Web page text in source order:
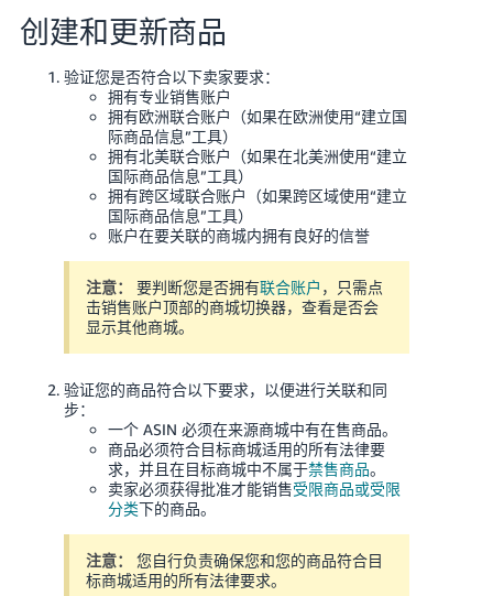
创建和更新商品
验证您是否符合以下卖家要求：
拥有专业销售账户
拥有欧洲联合账户（如果在欧洲使用“建立国
际商品信息”工具）
拥有北美联合账户（如果在北美洲使用“建立
国际商品信息”工具）
拥有跨区域联合账户（如果跨区域使用“建立
国际商品信息”工具）
账户在要关联的商城内拥有良好的信誉
注意： 要判断您是否拥有联合账户 ，只需点
击销售账户顶部的商城切换器，查看是否会
显示其他商城。
验证您的商品符合以下要求，以便进行关联和同
步：
一个 ASIN 必须在来源商城中有在售商品。
商品必须符合目标商城适用的所有法律要
求，并且在目标商城中不属于禁售商品。
卖家必须获得批准才能销售受限商品或受限
分类下的商品。
注意： 您自行负责确保您和您的商品符合目
标商城适用的所有法律要求。